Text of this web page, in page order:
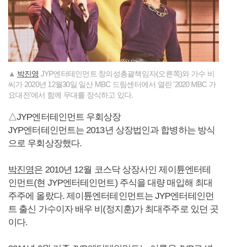
▲ 박진영 JYP엔터테인먼트 창의성총괄책임자(오른쪽)와 가수 비
씨가 2020년 12월30일 일산 MBC 드림센터에서 열린 '2020 MBC 가
요대전'에서 함께 무대를 장식하고 있다.
△JYP엔터테인먼트 우회상장
JYP엔터테인먼트는 2013년 상장법인과 합병하는 방식
으로 우회상장했다.
박진영은 2010년 12월 코스닥 상장사인 제이튠엔터테
인먼트(현 JYP엔터테인먼트) 주식을 대량 매입해 최대
주주에 올랐다. 제이튠엔터테인먼트는 JYP엔터테인먼
트 출신 가수이자 배우 비(정지훈)가 최대주주로 있던 곳
이다.